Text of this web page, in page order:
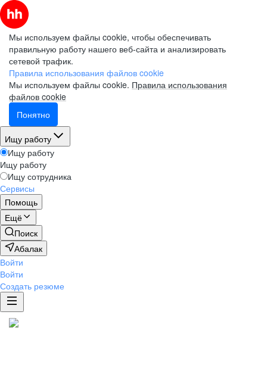
Мы используем файлы cookie, чтобы обеспечивать
правильную работу нашего веб-сайта и анализировать
сетевой трафик.
Правила использования файлов cookie
Мы используем файлы cookie. Правила использования
файлов cookie
Понятно
Ищу работу
Ищу работу
Ищу работу
Ищу сотрудника
Сервисы
Помощь
Ещё
Поиск
Абалак
Войти
Войти
Создать резюме